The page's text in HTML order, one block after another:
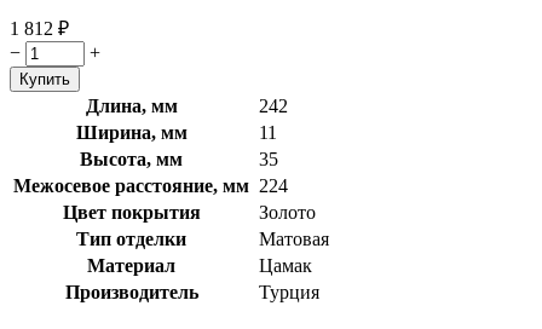
1 812 ₽
−
+
Длина, мм
242
Ширина, мм
11
Высота, мм
35
Межосевое расстояние, мм 224
Цвет покрытия
Золото
Тип отделки
Матовая
Материал
Цамак
Производитель
Турция